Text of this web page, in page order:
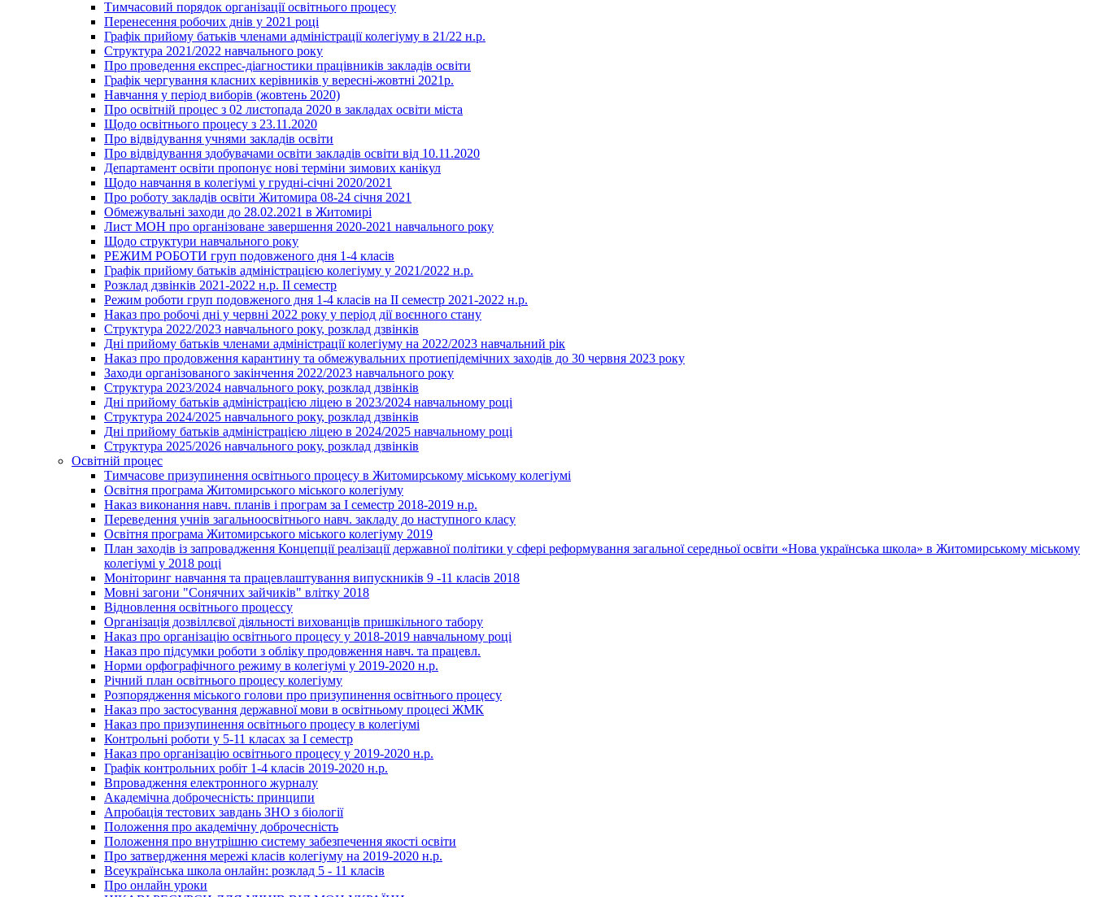
Тимчасовий порядок організації освітнього процесу
Перенесення робочих днів у 2021 році
Графік прийому батьків членами адміністрації колегіуму в 21/22 н.р.
Структура 2021/2022 навчального року
Про проведення експрес-діагностики працівників закладів освіти
Графік чергування класних керівників у вересні-жовтні 2021р.
Навчання у період виборів (жовтень 2020)
Про освітній процес з 02 листопада 2020 в закладах освіти міста
Щодо освітнього процесу з 23.11.2020
Про відвідування учнями закладів освіти
Про відвідування здобувачами освіти закладів освіти від 10.11.2020
Департамент освіти пропонує нові терміни зимових канікул
Щодо навчання в колегіумі у грудні-січні 2020/2021
Про роботу закладів освіти Житомира 08-24 січня 2021
Обмежувальні заходи до 28.02.2021 в Житомирі
Лист МОН про організоване завершення 2020-2021 навчального року
Щодо структури навчального року
РЕЖИМ РОБОТИ груп подовженого дня 1-4 класів
Графік прийому батьків адміністрацією колегіуму у 2021/2022 н.р.
Розклад дзвінків 2021-2022 н.р. ІІ семестр
Режим роботи груп подовженого дня 1-4 класів на ІІ семестр 2021-2022 н.р.
Наказ про робочі дні у червні 2022 року у період дії воєнного стану
Структура 2022/2023 навчального року, розклад дзвінків
Дні прийому батьків членами адміністрації колегіуму на 2022/2023 навчальний рік
Наказ про продовження карантину та обмежувальних протиепідемічних заходів до 30 червня 2023 року
Заходи організованого закінчення 2022/2023 навчального року
Структура 2023/2024 навчального року, розклад дзвінків
Дні прийому батьків адміністрацією ліцею в 2023/2024 навчальному році
Структура 2024/2025 навчального року, розклад дзвінків
Дні прийому батьків адміністрацією ліцею в 2024/2025 навчальному році
Структура 2025/2026 навчального року, розклад дзвінків
Освітній процес
Тимчасове призупинення освітнього процесу в Житомирському міському колегіумі
Освітня програма Житомирського міського колегіуму
Наказ виконання навч. планів і програм за І семестр 2018-2019 н.р.
Переведення учнів загальноосвітнього навч. закладу до наступного класу
Освітня програма Житомирського міського колегіуму 2019
План заходів із запровадження Концепції реалізації державної політики у сфері реформування загальної середньої освіти «Нова українська школа» в Житомирському міському
колегіумі у 2018 році
Моніторинг навчання та працевлаштування випускників 9 -11 класів 2018
Мовні загони "Сонячних зайчиків" влітку 2018
Відновлення освітнього процессу
Організація дозвіллєвої діяльності вихованців пришкільного табору
Наказ про організацію освітнього процесу у 2018-2019 навчальному році
Наказ про підсумки роботи з обліку продовження навч. та працевл.
Норми орфографічного режиму в колегіумі у 2019-2020 н.р.
Річний план освітнього процесу колегіуму
Розпорядження міського голови про призупинення освітнього процесу
Наказ про застосування державної мови в освітньому процесі ЖМК
Наказ про призупинення освітнього процесу в колегіумі
Контрольні роботи у 5-11 класах за І семестр
Наказ про організацію освітнього процесу у 2019-2020 н.р.
Графік контрольних робіт 1-4 класів 2019-2020 н.р.
Впровадження електронного журналу
Академічна доброчесність: принципи
Апробація тестових завдань ЗНО з біології
Положення про академічну доброчесність
Положення про внутрішню систему забезпечення якості освіти
Про затвердження мережі класів колегіуму на 2019-2020 н.р.
Всеукраїнська школа онлайн: розклад 5 - 11 класів
Про онлайн уроки